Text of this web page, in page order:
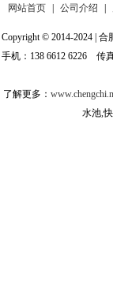
网站首页 公司介绍
Copyright © 2014-2024 |
手机：138 6612 6226 传
了解更多：
水池,